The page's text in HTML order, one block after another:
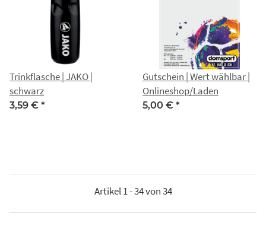
Trinkflasche | JAKO |
schwarz
3,59 € *
Gutschein | Wert wählbar |
Onlineshop/Laden
5,00 € *
Artikel 1 - 34 von 34